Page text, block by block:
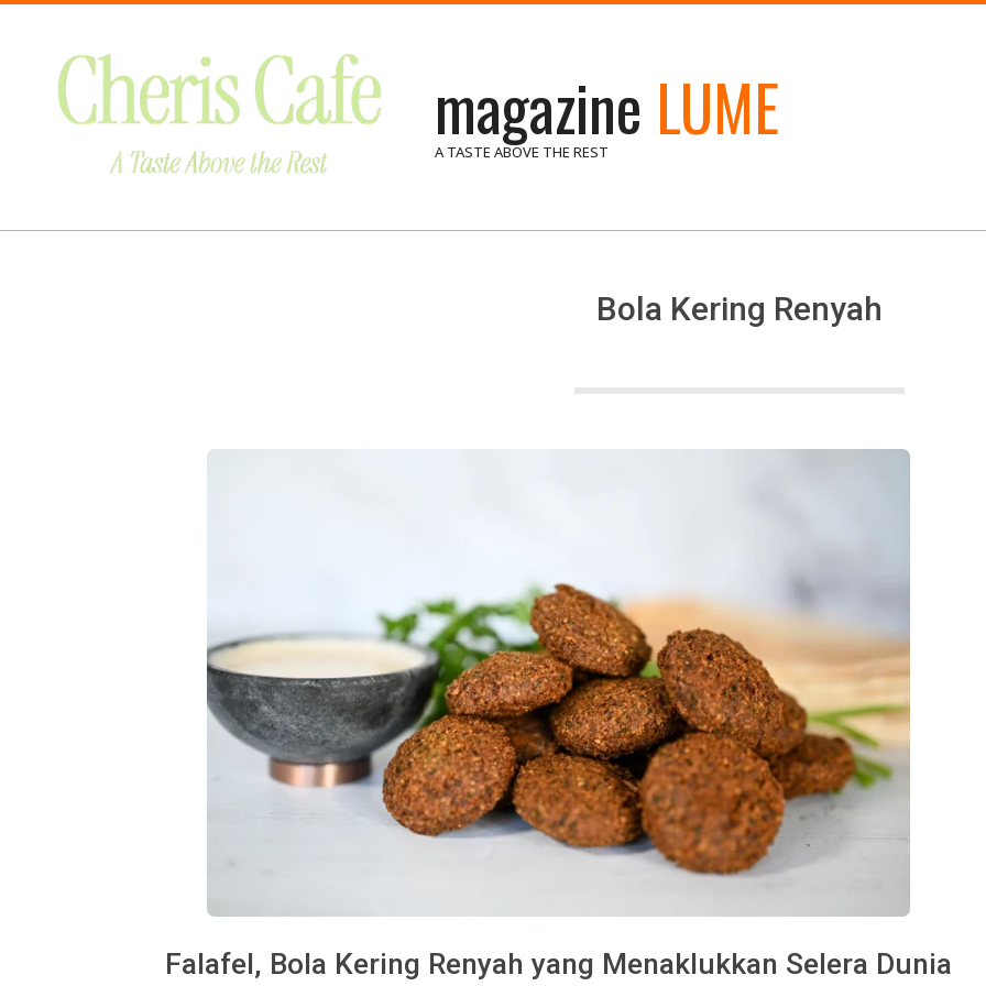
content
magazine LUME
A TASTE ABOVE THE REST
Bola Kering Renyah
Falafel, Bola Kering Renyah yang Menaklukkan Selera Dunia